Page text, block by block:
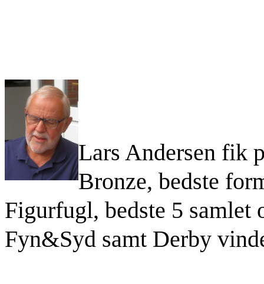
Lars Andersen fik
Bronze, bedste
Figurfugl, bedste 5 samlet
Fyn&Syd samt Derby